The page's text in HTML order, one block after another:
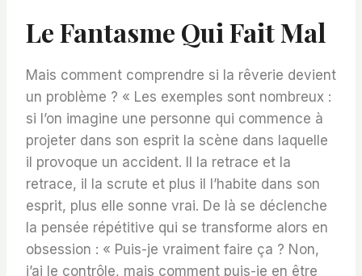
Le Fantasme Qui Fait Mal
Mais comment comprendre si la rêverie devient
un problème ? « Les exemples sont nombreux :
si l’on imagine une personne qui commence à
projeter dans son esprit la scène dans laquelle
il provoque un accident. Il la retrace et la
retrace, il la scrute et plus il l’habite dans son
esprit, plus elle sonne vrai. De là se déclenche
la pensée répétitive qui se transforme alors en
obsession : « Puis-je vraiment faire ça ? Non,
j’ai le contrôle, mais comment puis-je en être